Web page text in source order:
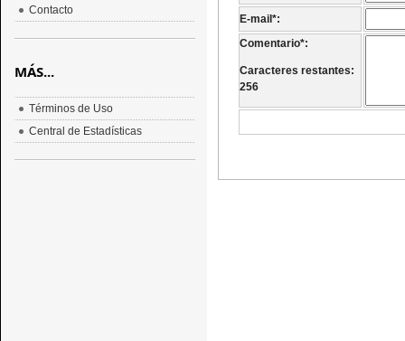
E-mail*:
Comentario*:
Caracteres restantes:
256
Contacto
MÁS...
Términos de Uso
Central de Estadísticas